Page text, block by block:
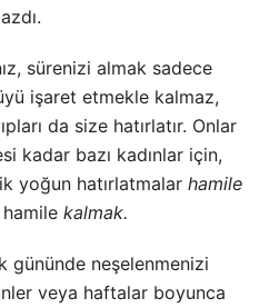
sürenizi almak sadece
işaret etmekle kalmaz,
da size hatırlatır. Onlar
kadar bazı kadınlar için,
yoğun hatırlatmalar hamile
kalmak.
gününde neşelenmenizi
veya haftalar boyunca